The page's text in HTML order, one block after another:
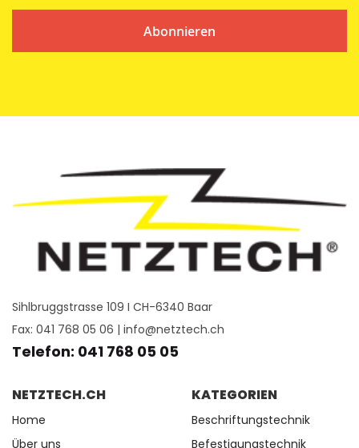
Abonnieren
Sihlbruggstrasse 109 I CH-6340 Baar
Fax: 041 768 05 06 | info@netztech.ch
Telefon: 041 768 05 05
NETZTECH.CH
Home
Über uns
KATEGORIEN
Beschriftungstechnik
Befestigungstechnik